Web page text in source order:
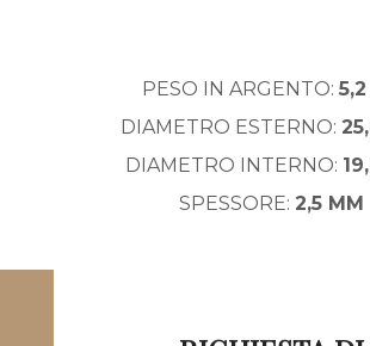
PESO IN ARGENTO:
DIAMETRO ESTERNO:
DIAMETRO INTERNO:
SPESSORE: 2,5 MM